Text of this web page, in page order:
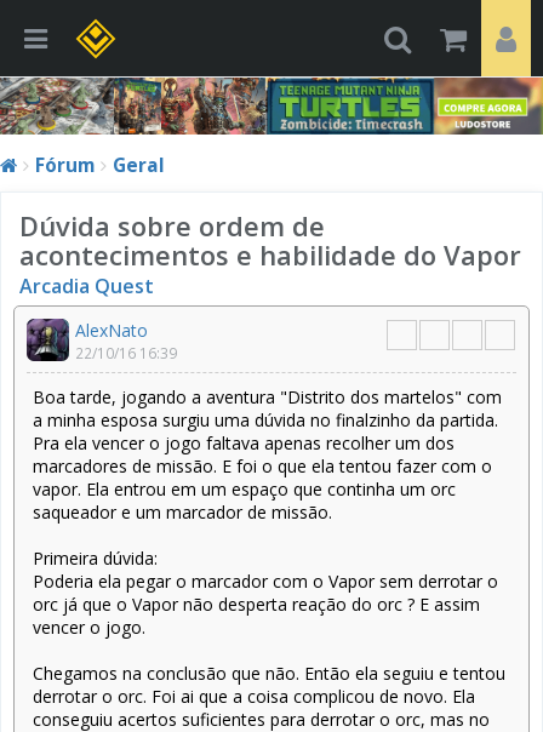
Fórum Geral
Dúvida sobre ordem de
acontecimentos e habilidade do Vapor
Arcadia Quest
AlexNato
22/10/16 16:39
Boa tarde, jogando a aventura "Distrito dos martelos" com
a minha esposa surgiu uma dúvida no finalzinho da partida.
Pra ela vencer o jogo faltava apenas recolher um dos
marcadores de missão. E foi o que ela tentou fazer com o
vapor. Ela entrou em um espaço que continha um orc
saqueador e um marcador de missão.
Primeira dúvida:
Poderia ela pegar o marcador com o Vapor sem derrotar o
orc já que o Vapor não desperta reação do orc ? E assim
vencer o jogo.
Chegamos na conclusão que não. Então ela seguiu e tentou
derrotar o orc. Foi ai que a coisa complicou de novo. Ela
conseguiu acertos suficientes para derrotar o orc, mas no